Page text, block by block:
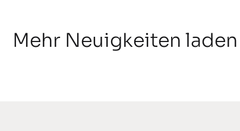
Mehr Neuigkeiten laden